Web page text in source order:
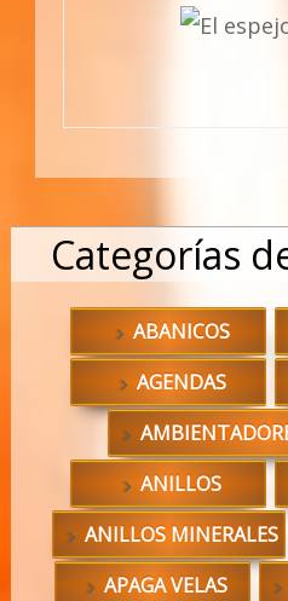
Categorías
ABANICOS
AGENDAS
ANILLOS
ANILLOS MINERALES
APAGA VELAS